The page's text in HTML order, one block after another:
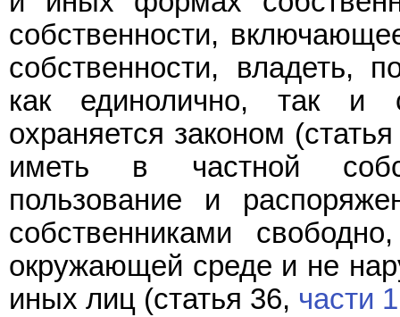
собственности,
собственности, владеть,
как единолично, так и
охраняется законом
иметь в частной
пользование и
собственниками
окружающей среде и не
иных лиц (статья 36, части 1